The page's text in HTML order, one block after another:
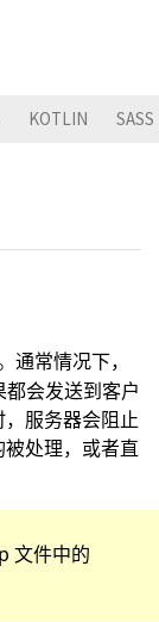
KOTLIN SASS
通常情况下，
会发送到客户
服务器会阻止
处理，或者直
文件中的